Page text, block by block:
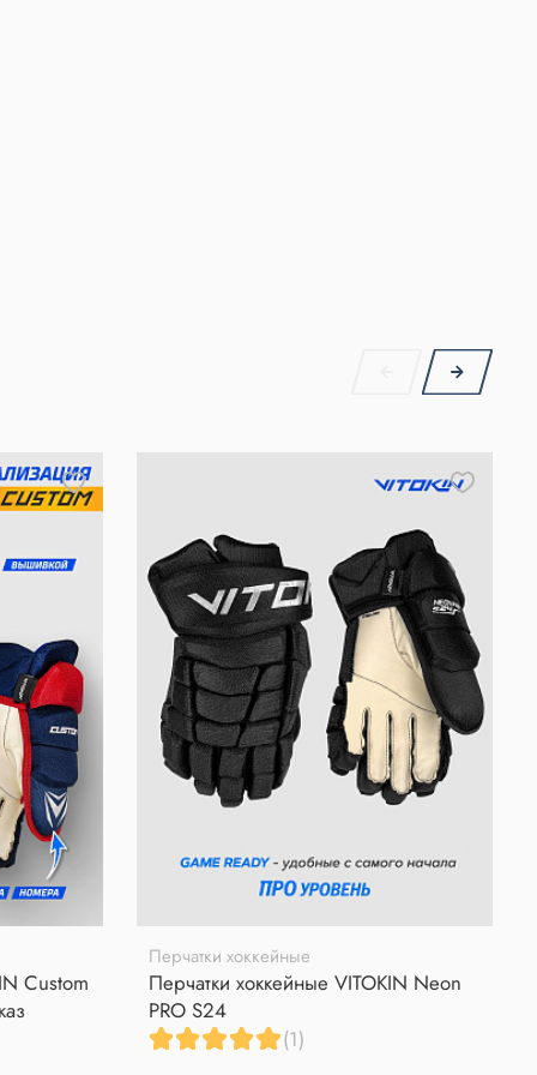
Custom
Перчатки хоккейные
Перчатки хоккейные VITOKIN Neon
PRO S24
(1)